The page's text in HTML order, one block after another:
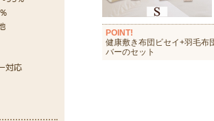
POINT!
健康敷き布団ビセイ+羽毛布
バーのセット